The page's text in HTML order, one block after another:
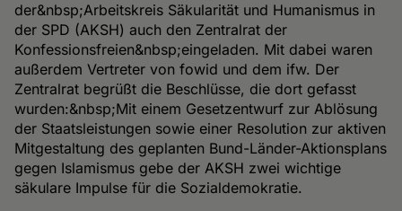
der&nbsp;Arbeitskreis Säkularität und Humanismus in
der SPD (AKSH) auch den Zentralrat der
Konfessionsfreien&nbsp;eingeladen. Mit dabei waren
außerdem Vertreter von fowid und dem ifw. Der
Zentralrat begrüßt die Beschlüsse, die dort gefasst
wurden:&nbsp;Mit einem Gesetzentwurf zur Ablösung
der Staatsleistungen sowie einer Resolution zur aktiven
Mitgestaltung des geplanten Bund-Länder-Aktionsplans
gegen Islamismus gebe der AKSH zwei wichtige
säkulare Impulse für die Sozialdemokratie.